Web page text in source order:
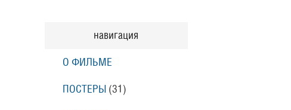
навигация
О ФИЛЬМЕ
ПОСТЕРЫ (31)